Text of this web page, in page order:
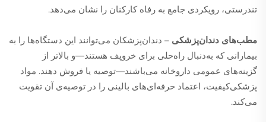
تندرستی، رویکردی جامع به رفاه کارکنان را نشان می‌دهد.
مطب‌های دندان‌پزشکی – دندان‌پزشکان می‌توانند این دستگاه‌ها را به
بیمارانی که به‌دنبال راه‌حلی برای خروپف هستند—و بالاتر از
گزینه‌های عمومی داروخانه می‌باشند—توصیه یا فروش دهند. مواد
پزشکی‌کیفیت، اعتماد حرفه‌ای‌های بالینی را در توصیه‌ی آن تقویت
می‌کند.